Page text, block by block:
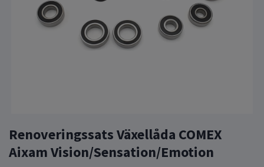
Renoveringssats Växellåda COMEX
Aixam Vision/Sensation/Emotion